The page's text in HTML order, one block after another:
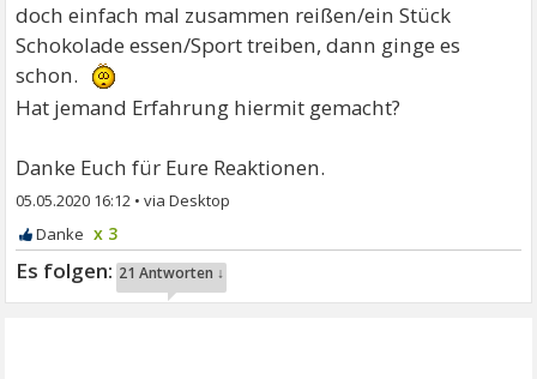
doch einfach mal zusammen reißen/ein Stück
Schokolade essen/Sport treiben, dann ginge es
schon.
Hat jemand Erfahrung hiermit gemacht?
Danke Euch für Eure Reaktionen.
05.05.2020 16:12 •
x 3
21 Antworten ↓